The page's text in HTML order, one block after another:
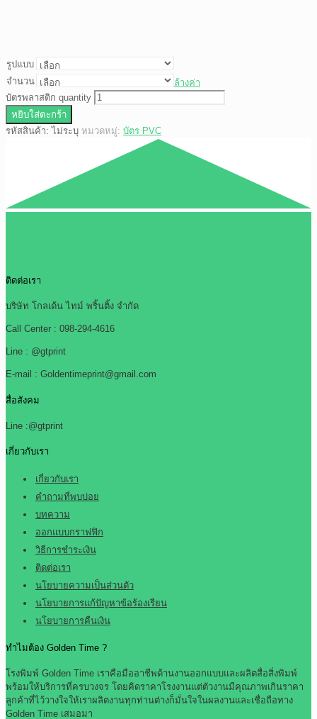
รูปแบบ
จำนวน
ล้างค่า
บัตรพลาสติก quantity
หยิบใส่ตะกร้า
รหัสสินค้า:ไม่ระบุ หมวดหมู่: บัตร PVC
ติดต่อเรา
บริษัท โกลเด้น ไทม์ พริ้นติ้ง จำกัด
Call Center : 098-294-4616
Line : @gtprint
E-mail : Goldentimeprint@gmail.com
สื่อสังคม
Line :@gtprint
เกี่ยวกับเรา
เกี่ยวกับเรา
คำถามที่พบบ่อย
บทความ
ออกแบบกราฟฟิก
วิธีการชำระเงิน
ติดต่อเรา
นโยบายความเป็นส่วนตัว
นโยบายการแก้ปัญหาข้อร้องเรียน
นโยบายการคืนเงิน
ทำไมต้อง Golden Time ?
โรงพิมพ์ Golden Time เราคือมืออาชีพด้านงานออกแบบและผลิตสื่อสิ่งพิมพ์
พร้อมให้บริการที่ครบวงจร โดยคิดราคาโรงงานแต่ตัวงานมีคุณภาพเกินราคา
ลูกค้าที่ไว้วางใจให้เราผลิตงานทุกท่านต่างก็มั่นใจในผลงานและเชื่อถือทาง
Golden Time เสมอมา